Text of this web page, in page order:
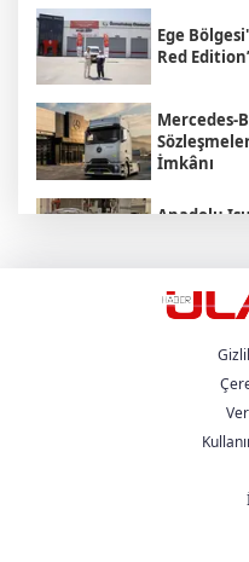
Ege
Red
Mercedes-
İmkânı
Anadolu
MAN ,
Heiko
Görevine
Aybir